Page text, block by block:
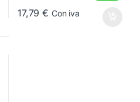
17,79€ Con iva